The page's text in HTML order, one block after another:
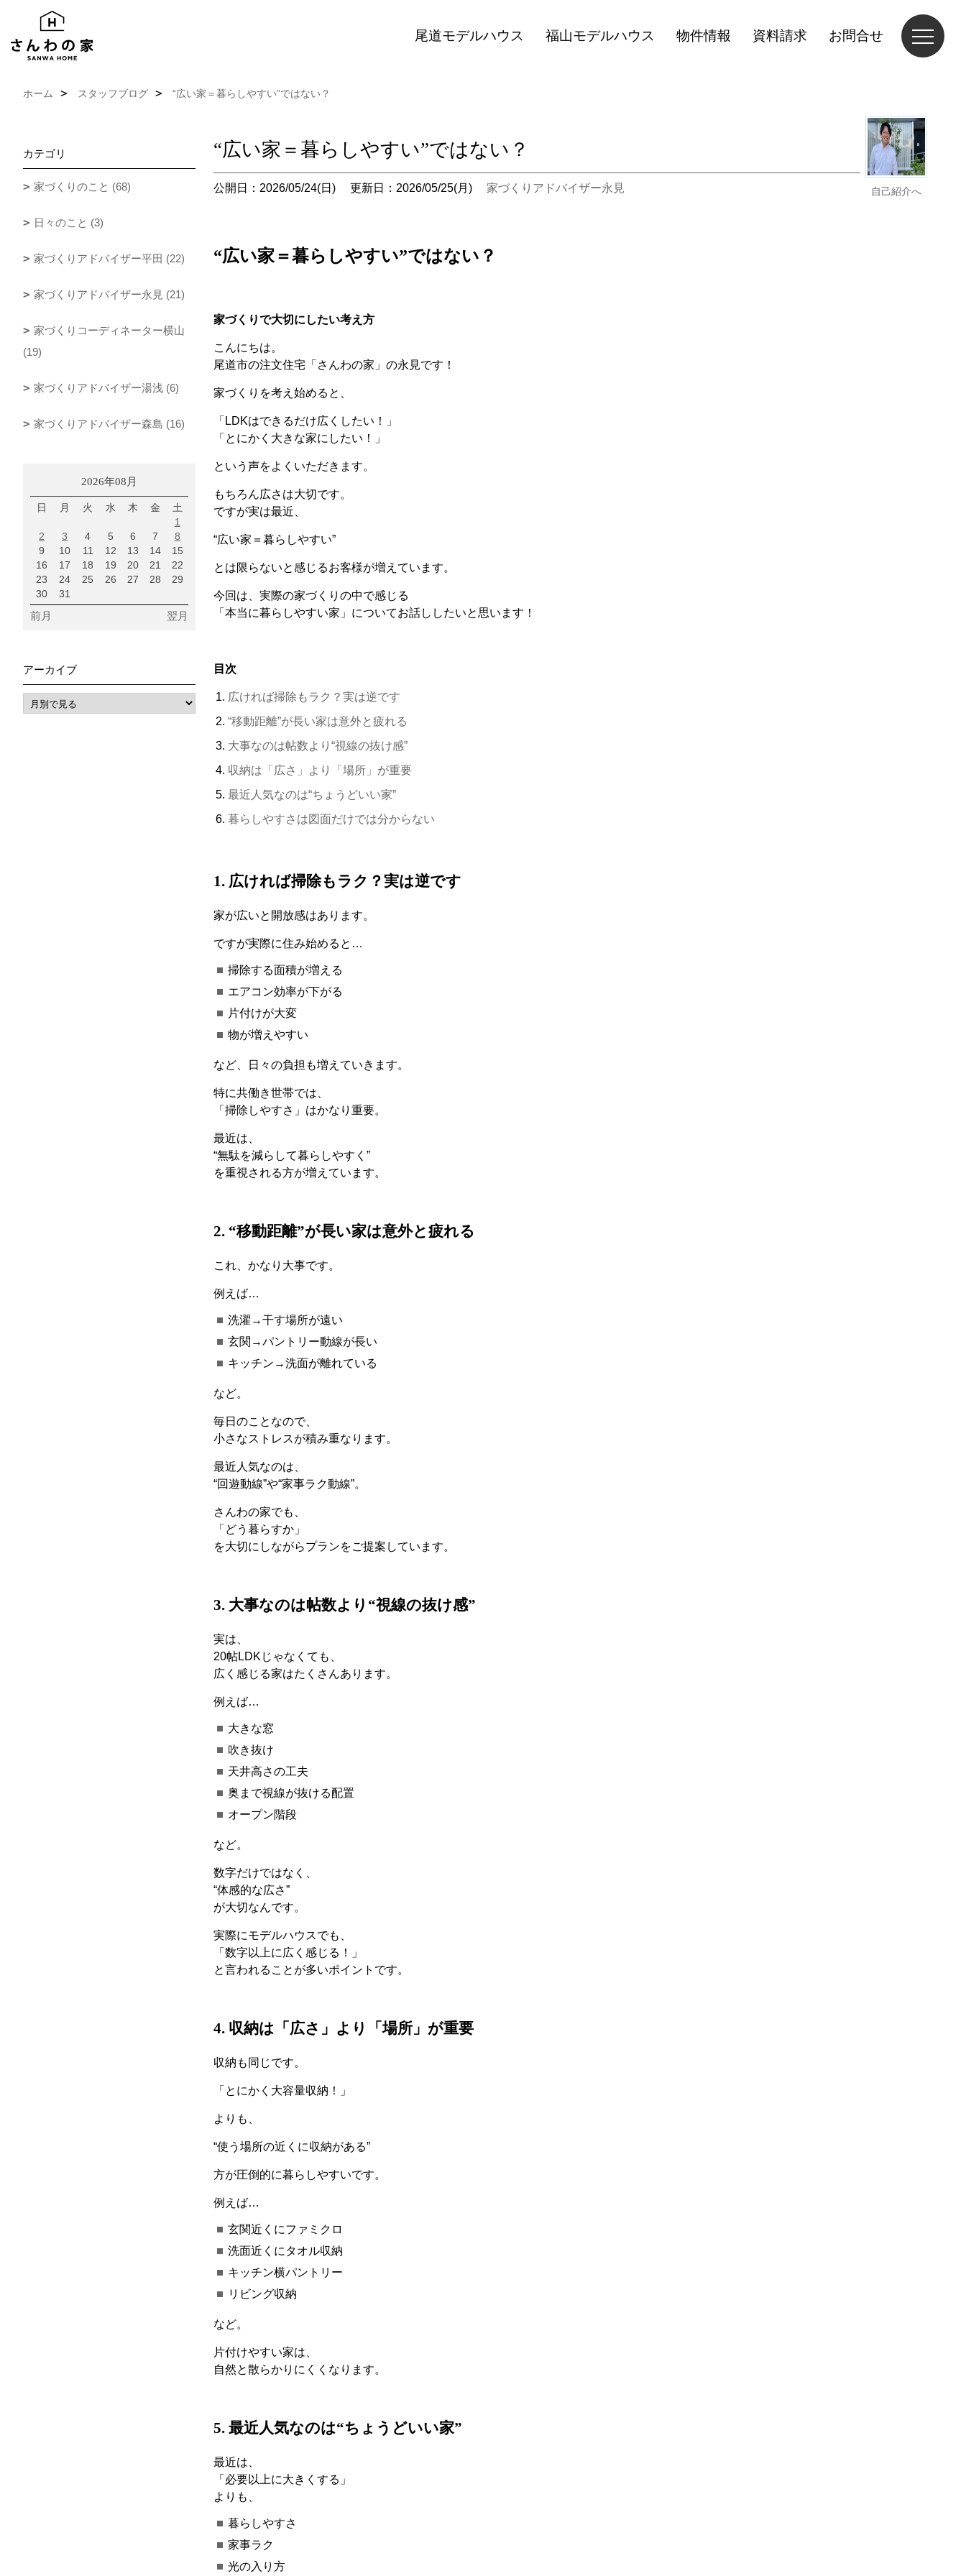
尾道モデルハウス 福山モデルハウス 物件情報 資料請求 お問合せ
ホーム スタッフブログ “広い家＝暮らしやすい”ではない？
自己紹介へ
“広い家＝暮らしやすい”ではない？
公開日：2026/05/24(日) 更新日：2026/05/25(月) 家づくりアドバイザー永見
“広い家＝暮らしやすい”ではない？
家づくりで大切にしたい考え方
こんにちは。
尾道市の注文住宅「さんわの家」の永見です！
家づくりを考え始めると、
「 LDKはできるだけ広くしたい！」
「とにかく大きな家にしたい！」
という声をよくいただきます。
もちろん広さは大切です。
ですが実は最近、
“広い家＝暮らしやすい”
とは限らないと感じるお客様が増えています。
今回は、実際の家づくりの中で感じる
「本当に暮らしやすい家」についてお話ししたいと思います！
目次
広ければ掃除もラク？実は逆です
“移動距離”が長い家は意外と疲れる
大事なのは帖数より “視線の抜け感”
収納は「広さ」より「場所」が重要
最近人気なのは“ちょうどいい家”
暮らしやすさは図面だけでは分からない
1. 広ければ掃除もラク？実は逆です
家が広いと開放感はあります。
ですが実際に住み始めると …
掃除する面積が増える
エアコン効率が下がる
片付けが大変
物が増えやすい
など、日々の負担も増えていきます。
特に共働き世帯では、
「掃除しやすさ」はかなり重要。
最近は、
“無駄を減らして暮らしやすく ”
を重視される方が増えています。
2. “移動距離”が長い家は意外と疲れる
これ、かなり大事です。
例えば…
洗濯 →干す場所が遠い
玄関 →パントリー動線が長い
キッチン →洗面が離れている
など。
毎日のことなので、
小さなストレスが積み重なります。
最近人気なのは、
“回遊動線”や“家事ラク動線”。
さんわの家でも、
「どう暮らすか」
を大切にしながらプランをご提案しています。
3. 大事なのは帖数より “視線の抜け感”
実は、
20帖LDK じゃなくても、
広く感じる家はたくさんあります。
例えば…
大きな窓
吹き抜け
天井高さの工夫
奥まで視線が抜ける配置
オープン階段
など。
数字だけではなく、
“体感的な広さ”
が大切なんです。
実際にモデルハウスでも、
「数字以上に広く感じる！」
と言われることが多いポイントです。
4. 収納は「広さ」より「場所」が重要
収納も同じです。
「とにかく大容量収納！」
よりも、
“使う場所の近くに収納がある”
方が圧倒的に暮らしやすいです。
例えば…
玄関近くにファミクロ
洗面近くにタオル収納
キッチン横パントリー
リビング収納
など。
片付けやすい家は、
自然と散らかりにくくなります。
5. 最近人気なのは“ちょうどいい家”
最近は、
「必要以上に大きくする」
よりも、
暮らしやすさ
家事ラク
光の入り方
カテゴリ
家づくりのこと (68)
日々のこと (3)
家づくりアドバイザー平田 (22)
家づくりアドバイザー永見 (21)
家づくりコーディネーター横山
(19)
家づくりアドバイザー湯浅 (6)
家づくりアドバイザー森島 (16)
2026年08月
日 月 火 水 木 金
土
1
2
3 4 5 6 7
8
9
10 11 12 13 14
15
16
17 18 19 20 21
22
23
24 25 26 27 28
29
30
31
前月 翌月
アーカイブ